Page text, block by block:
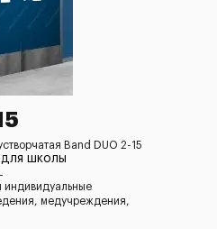
Band DUO 2-15
школы
индивидуальные
медучреждения,